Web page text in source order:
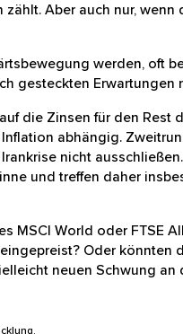
Fragen zu stellen.
den Bilanzen zählt.
werden,
auf die Zinsen für den
Inflation abhängig.
als Folge der
MSCI World oder
eingepreist? Oder